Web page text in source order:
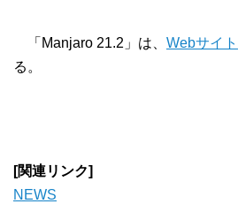
「Manjaro 21.2」は、 Webサイト
る。
[関連リンク]
NEWS